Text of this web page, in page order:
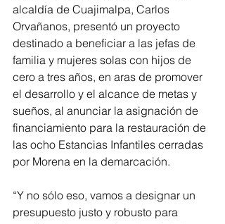
alcaldía de Cuajimalpa, Carlos
Orvañanos, presentó un proyecto
destinado a beneficiar a las jefas de
familia y mujeres solas con hijos de
cero a tres años, en aras de promover
el desarrollo y el alcance de metas y
sueños, al anunciar la asignación de
financiamiento para la restauración de
las ocho Estancias Infantiles cerradas
por Morena en la demarcación.
“Y no sólo eso, vamos a designar un
presupuesto justo y robusto para